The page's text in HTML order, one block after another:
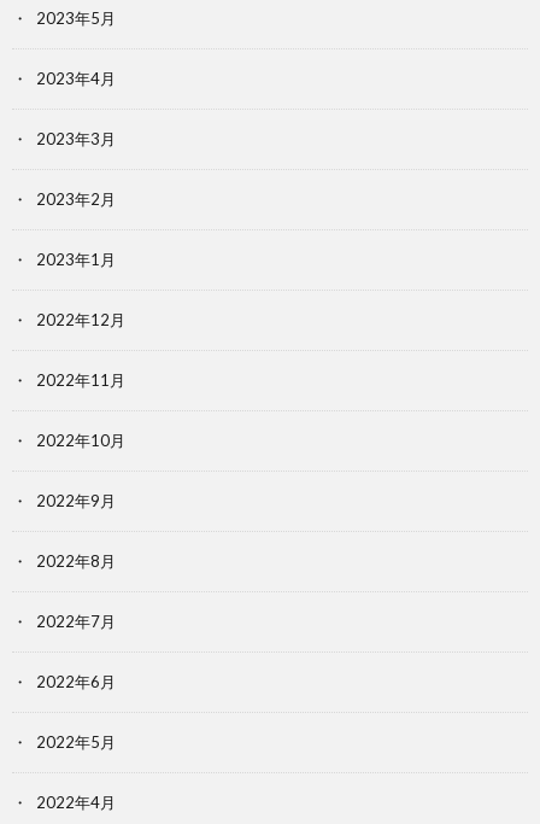
2023年5月
2023年4月
2023年3月
2023年2月
2023年1月
2022年12月
2022年11月
2022年10月
2022年9月
2022年8月
2022年7月
2022年6月
2022年5月
2022年4月